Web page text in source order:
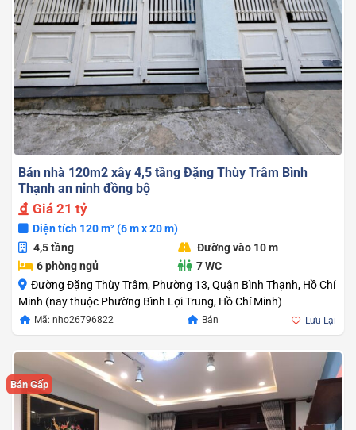
Bán nhà 120m2 xây 4,5 tầng Đặng Thùy Trâm Bình
Thạnh an ninh đồng bộ
Giá 21 tỷ
Diện tích 120 m² (6 m x 20 m)
4,5 tầng
Đường vào 10 m
6 phòng ngủ
7 WC
Đường Đặng Thùy Trâm, Phường 13, Quận Bình Thạnh, Hồ Chí
Minh (nay thuộc Phường Bình Lợi Trung, Hồ Chí Minh)
Mã: nho26796822 Bán Lưu Lại
Bán Gấp